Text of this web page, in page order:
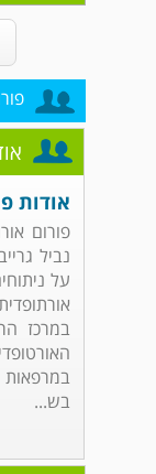
אודות
פורום
נביל
על
במרכז
בש...